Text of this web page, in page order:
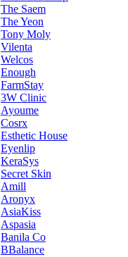
The Saem
The Yeon
Tony Moly
Vilenta
Welcos
Enough
FarmStay
3W Clinic
Ayoume
Cosrx
Esthetic House
Eyenlip
KeraSys
Secret Skin
Amill
Aronyx
AsiaKiss
Aspasia
Banila Co
BBalance